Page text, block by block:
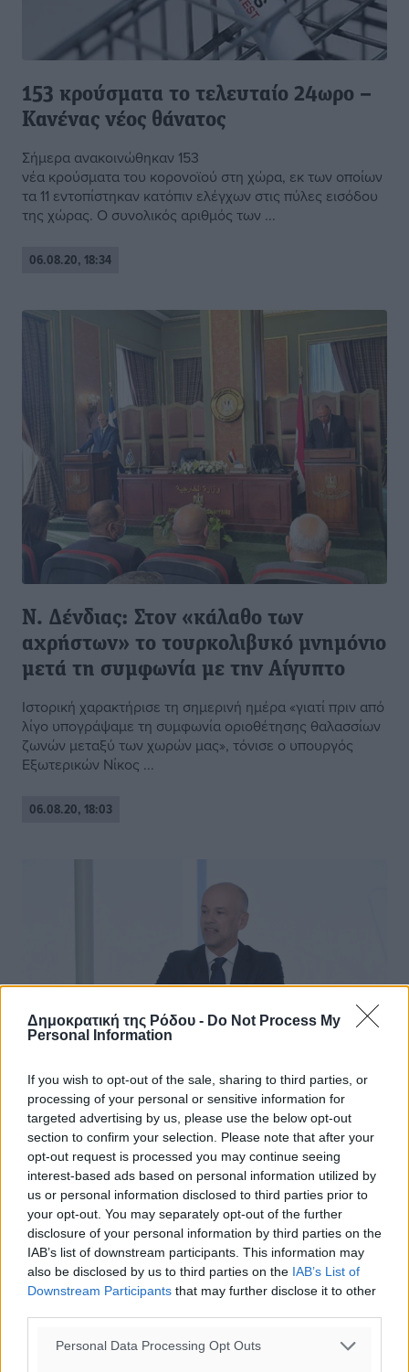
Δημοκρατική της Ρόδου - Do Not Process My
Personal Information
If you wish to opt-out of the sale, sharing to third parties, or
processing of your personal or sensitive information for
targeted advertising by us, please use the below opt-out
section to confirm your selection. Please note that after your
opt-out request is processed you may continue seeing
interest-based ads based on personal information utilized by
us or personal information disclosed to third parties prior to
your opt-out. You may separately opt-out of the further
disclosure of your personal information by third parties on the
IAB’s list of downstream participants. This information may
also be disclosed by us to third parties on the IAB’s List of
Downstream Participants that may further disclose it to other
Personal Data Processing Opt Outs
153 κρούσματα το τελευταίο 24ωρο –
Κανένας νέος θάνατος
Σήμερα ανακοινώθηκαν 153
νέα κρούσματα του κορονοϊού στη χώρα, εκ των οποίων
τα 11 εντοπίστηκαν κατόπιν ελέγχων στις πύλες εισόδου
της χώρας. Ο συνολικός αριθμός των ...
06.08.20, 18:34
Ν. Δένδιας: Στον «κάλαθο των
αχρήστων» το τουρκολιβυκό μνημόνιο
μετά τη συμφωνία με την Αίγυπτο
Ιστορική χαρακτήρισε τη σημερινή ημέρα «γιατί πριν από
λίγο υπογράψαμε τη συμφωνία οριοθέτησης θαλασσίων
ζωνών μεταξύ των χωρών μας», τόνισε ο υπουργός
Εξωτερικών Νίκος ...
06.08.20, 18:03
ΣΕΤΕ: Αίτημα για απλούστευση των
προϋποθέσεων ένταξης εργαζομένων
στις ρυθμίσεις του ν.4690/2020
Με επιστολή του προς τον υπουργό Εργασίας και
Κοινωνικών Υποθέσεων Γιάννη Βρούτση, ο πρόεδρος
του ΣΕΤΕ Γιάννης Ρέτσος, ζητά την απλούστευση των
προϋποθέσεων ένταξης των ...